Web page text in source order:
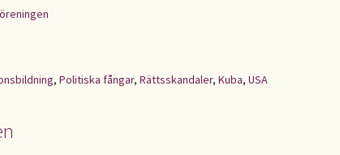
, Politiska fångar, Rättsskandaler, Kuba, USA